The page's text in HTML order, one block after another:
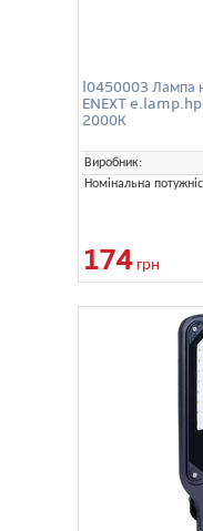
l0450003 Лампа
ENEXT
2000К
Виробник:
Номінальна
174грн